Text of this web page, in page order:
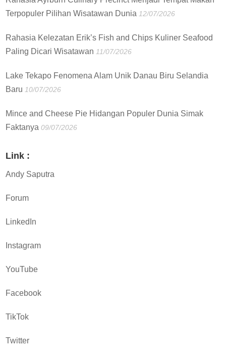
Terpopuler Pilihan Wisatawan Dunia 12/07/2026
Rahasia Kelezatan Erik’s Fish and Chips Kuliner Seafood
Paling Dicari Wisatawan 11/07/2026
Lake Tekapo Fenomena Alam Unik Danau Biru Selandia
Baru 10/07/2026
Mince and Cheese Pie Hidangan Populer Dunia Simak
Faktanya 09/07/2026
Link :
Andy Saputra
Forum
LinkedIn
Instagram
YouTube
Facebook
TikTok
Twitter